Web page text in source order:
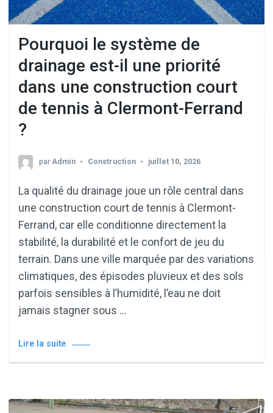
Pourquoi le système de
drainage est-il une priorité
dans une construction court
de tennis à Clermont-Ferrand
?
par Admin Construction juillet 10, 2026
La qualité du drainage joue un rôle central dans
une construction court de tennis à Clermont-
Ferrand, car elle conditionne directement la
stabilité, la durabilité et le confort de jeu du
terrain. Dans une ville marquée par des variations
climatiques, des épisodes pluvieux et des sols
parfois sensibles à l’humidité, l’eau ne doit
jamais stagner sous …
Lire la suite